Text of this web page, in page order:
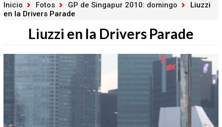
Inicio Fotos GP de Singapur 2010: domingo
Liuzzi
en la Drivers Parade
Liuzzi en la Drivers Parade